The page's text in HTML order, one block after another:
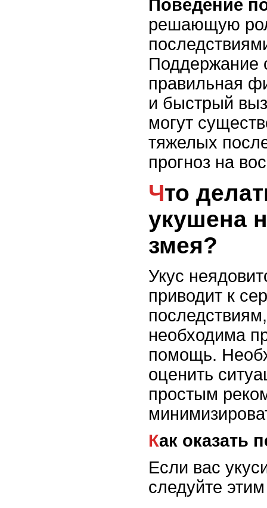
Поведение
решающую
Поддержание
правильная
и быстрый
могут
тяжелых
прогноз на
Что делать, если
укушена
змея?
Укус
приводит к
необходима
помощь.
оценить
простым
Как
Если вас
следуйте